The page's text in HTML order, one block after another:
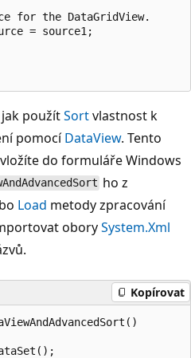
for the DataGridView.
= source1;
použítSortvlastnost k
pomocíDataView. Tento
do formuláře Windows
ho z
Load metody zpracování
oborySystem.Xml
Kopírovat